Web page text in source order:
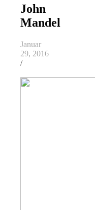
John
Mandel
Januar
29, 2016
/